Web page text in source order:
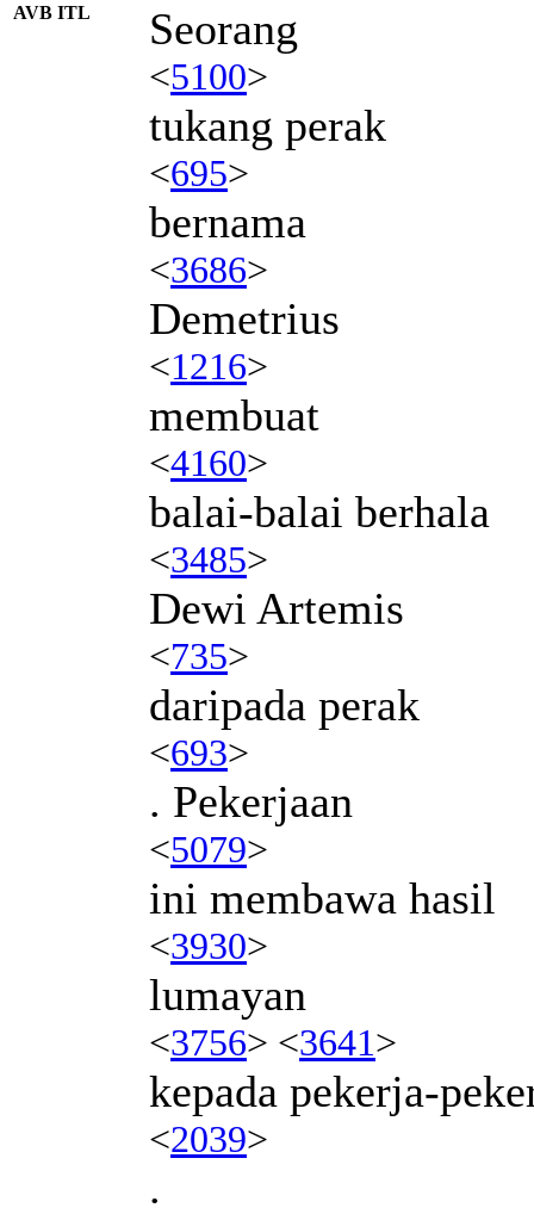
AVB ITL Seorang
<5100>
tukang perak
<695>
bernama
<3686>
Demetrius
<1216>
membuat
<4160>
balai-balai berhala
<3485>
Dewi Artemis
<735>
daripada perak
<693>
. Pekerjaan
<5079>
ini membawa hasil
<3930>
lumayan
<3756> <3641>
kepada pekerja-
<2039>
.